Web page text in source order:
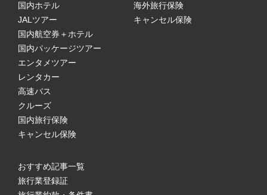
国内ホテル
JALツアー
国内航空券＋ホテル
国内パッケージツアー
エンタメツアー
レンタカー
高速バス
クルーズ
国内旅行保険
キャンセル保険
海外旅行保険
キャンセル保険
おすすめ記事一覧
旅行業登録証